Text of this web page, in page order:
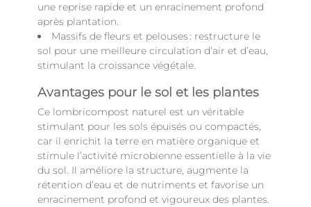
une reprise rapide et un enracinement profond
après plantation.
Massifs de fleurs et pelouses : restructure le
sol pour une meilleure circulation d’air et d’eau,
stimulant la croissance végétale.
Avantages pour le sol et les plantes
Ce lombricompost naturel est un véritable
stimulant pour les sols épuisés ou compactés,
car il enrichit la terre en matière organique et
stimule l’activité microbienne essentielle à la vie
du sol. Il améliore la structure, augmente la
rétention d’eau et de nutriments et favorise un
enracinement profond et vigoureux des plantes.